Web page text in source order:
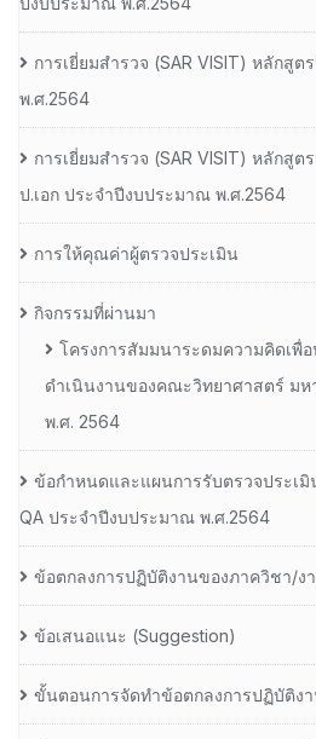
การเยี่ยมสํารวจ (SAR VISIT) หลักสู
พ.ศ.2564
การเยี่ยมสํารวจ (SAR VISIT) หลักสูต
ป.เอก ประจําปีงบประมาณ พ.ศ.2564
การให้คุณค่าผู้ตรวจประเมิน
กิจกรรมที่ผ่านมา
โครงการสัมมนาระดมความคิดเพื่
ดำเนินงานของคณะวิทยาศาสตร์ ม
พ.ศ. 2564
ข้อกำหนดและแผนการรับตรวจประเ
QA ประจำปีงบประมาณ พ.ศ.2564
ข้อตกลงการปฏิบัติงานของภาควิชา/งา
ข้อเสนอแนะ (Suggestion)
ขั้นตอนการจัดทำข้อตกลงการปฏิบัติง